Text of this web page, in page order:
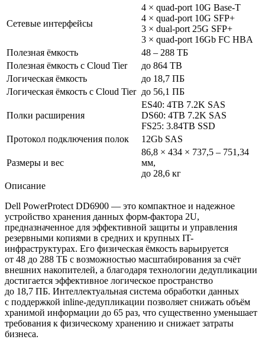
Сетевые интерфейсы
4 × quad-port 10G Base-T
4 × quad-port 10G SFP+
3 × dual-port 25G SFP+
3 × quad-port 16Gb FC HBA
Полезная ёмкость
48 – 288 ТБ
Полезная ёмкость с Cloud Tier
до 864 TB
Логическая ёмкость
до 18,7 ПБ
Логическая ёмкость с Cloud Tier до 56,1 ПБ
Полки расширения
ES40: 4TB 7.2K SAS
DS60: 4TB 7.2K SAS
FS25: 3.84TB SSD
Протокол подключения полок
12Gb SAS
Размеры и вес
86,8 × 434 × 737,5 – 751,34
мм,
до 28,6 кг
Описание
Dell PowerProtect DD6900 — это компактное и надежное
устройство хранения данных форм-фактора 2U,
предназначенное для эффективной защиты и управления
резервными копиями в средних и крупных IT-
инфраструктурах. Его физическая ёмкость варьируется
от 48 до 288 ТБ с возможностью масштабирования за счёт
внешних накопителей, а благодаря технологии дедупликации
достигается эффективное логическое пространство
до 18,7 ПБ. Интеллектуальная система обработки данных
с поддержкой inline-дедупликации позволяет снижать объём
хранимой информации до 65 раз, что существенно уменьшает
требования к физическому хранению и снижает затраты
бизнеса.